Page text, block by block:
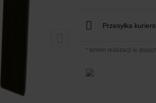
Przesyłka
* termin realizacji w